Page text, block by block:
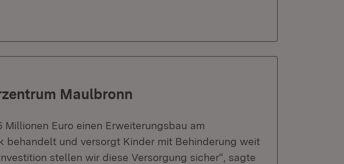
Maulbronn
Euro einen Erweiterungsbau am
behandelt und versorgt Kinder mit Behinderung weit
stellen wir diese Versorgung sicher“, sagte